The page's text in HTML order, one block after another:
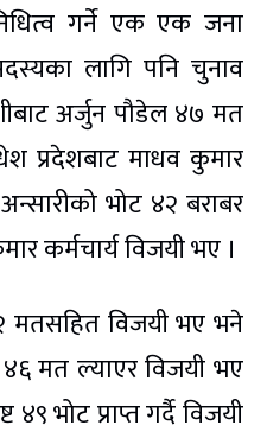
गर्ने एक एक जना
लागि पनि चुनाव
अर्जुन पौडेल ४७ मत
प्रदेशबाट माधव कुमार
भोट ४२ बराबर
कर्मचार्य विजयी भए ।
मतसहित विजयी भए भने
मत ल्याएर विजयी भए
४९ भोट प्राप्त गर्दै विजयी